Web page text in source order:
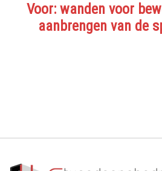
Voor: wanden voor
aanbrengen van de